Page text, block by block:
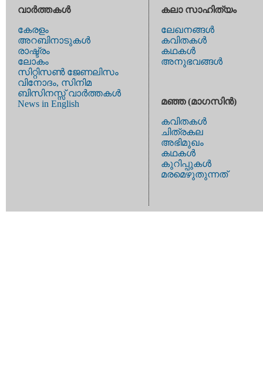
വാര്‍ത്തകള്‍
കേരളം
അറബിനാടുകള്‍
രാഷ്ട്രം
ലോകം
സിറ്റിസണ്‍ ജേണലിസം
വിനോദം, സിനിമ
ബിസിനസ്സ് വാര്‍ത്തകള്‍
News in English
കലാ സാഹിത്യം
ലേഖനങ്ങള്‍
കവിതകള്‍
കഥകള്‍
അനുഭവങ്ങള്‍
മഞ്ഞ (മാഗസിന്‍)
കവിതകള്‍
ചിത്രകല
അഭിമുഖം
കഥകള്‍
കുറിപ്പുകള്‍
മരമെഴുതുന്നത്